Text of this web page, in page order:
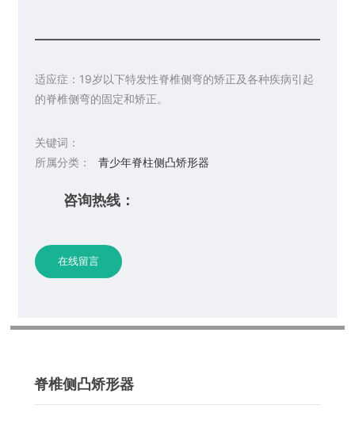
适应症：19岁以下特发性脊椎侧弯的矫正及各种疾病引起
的脊椎侧弯的固定和矫正。
关键词：
所属分类：
青少年脊柱侧凸矫形器
咨询热线：
在线留言
脊椎侧凸矫形器